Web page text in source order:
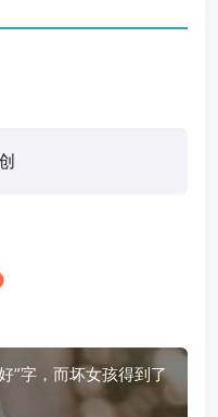
”字，而坏女孩得到了